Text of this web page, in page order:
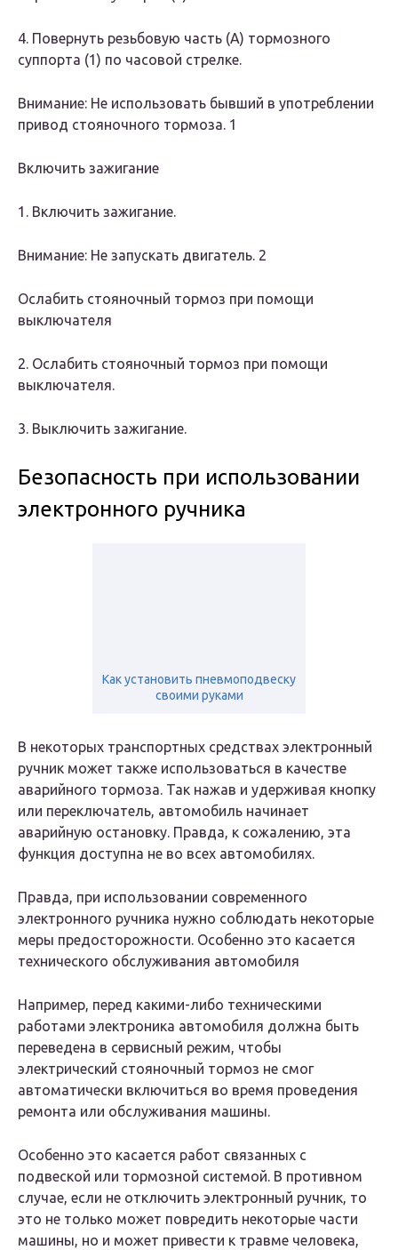
4. Повернуть резьбовую часть (А) тормозного
суппорта (1) по часовой стрелке.
Внимание: Не использовать бывший в употреблении
привод стояночного тормоза. 1
Включить зажигание
1. Включить зажигание.
Внимание: Не запускать двигатель. 2
Ослабить стояночный тормоз при помощи
выключателя
2. Ослабить стояночный тормоз при помощи
выключателя.
3. Выключить зажигание.
Безопасность при использовании
электронного ручника
Как установить пневмоподвеску
своими руками
В некоторых транспортных средствах электронный
ручник может также использоваться в качестве
аварийного тормоза. Так нажав и удерживая кнопку
или переключатель, автомобиль начинает
аварийную остановку. Правда, к сожалению, эта
функция доступна не во всех автомобилях.
Правда, при использовании современного
электронного ручника нужно соблюдать некоторые
меры предосторожности. Особенно это касается
технического обслуживания автомобиля
Например, перед какими-либо техническими
работами электроника автомобиля должна быть
переведена в сервисный режим, чтобы
электрический стояночный тормоз не смог
автоматически включиться во время проведения
ремонта или обслуживания машины.
Особенно это касается работ связанных с
подвеской или тормозной системой. В противном
случае, если не отключить электронный ручник, то
это не только может повредить некоторые части
машины, но и может привести к травме человека,